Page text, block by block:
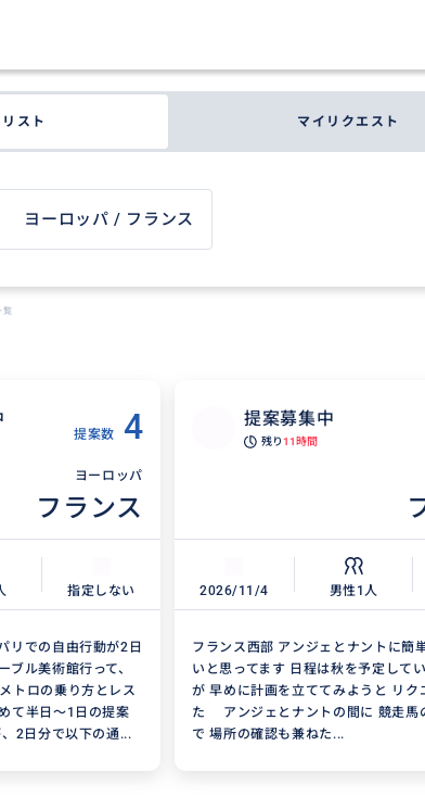
スト マイリクエスト
ヨーロッパ / フランス
覧
提案数 4
ヨーロッパ
フランス
指定しない
リでの自由行動が2日
ブル美術館行って、
トロの乗り方とレス
て半日〜1日の提案
2日分で以下の通...
提案募集中
残り11時間
2026/11/4 男性1人
フランス西部 アンジェとナントに簡
いと思ってます 日程は秋を予定して
が 早めに計画を立ててみようと リク
た アンジェとナントの間に 競走馬
で 場所の確認も兼ねた...